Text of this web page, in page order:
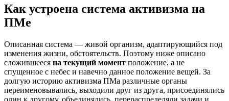
Как устроена система активизма на
ПМе
Описанная система — живой организм, адаптирующийся под
изменения жизни, обстоятельств. Поэтому ниже описано
сложившееся на текущий момент положение, а не
спущенное с небес и навечно данное положение вещей. За
долгую историю активизма ПМа различные органы
переименовывались, выходили друг из друга, присоединялись
один к другому, объединялись, перераспределяли задачи и